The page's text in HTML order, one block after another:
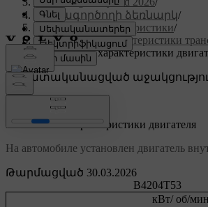
Օգտագործողի ձեռնարկ/
Технические характеристики/
Технические характеристики
Технические характеристики
Անհատականացված
Մուտք գործել
Թարմացված 30.03.2026
Технические характеристики двигателя
На автомобиле установлен двигатель
B4204T53
кВт/ об/мин